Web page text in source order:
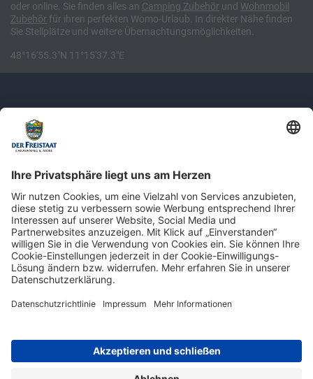
oder online. Sie finden alles an Camping Zubehör und Wohnmobil
Zubehör für ihren perfekten Womo-Urlaub. In direkter Nähe finden
Sie Stellplätze und weitere Übernachtungsmöglichkeiten.
48°16'55.3"N 11°15'37.3"E
Newsletter: Jetzt auf
shop.derfreistaat.de anmelden und
einen 5€ Gutschein für unseren Online-
Shop erhalten!*
Impressum Datenschutz Barrierefreiheit